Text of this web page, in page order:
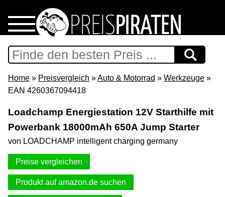
Home
Download
Support & Newsletter
Presse
Datenschutz
Home » Preisvergleich »Auto & Motorrad » Werkzeuge »
EAN 4260367094418
Loadchamp Energiestation 12V Starthilfe mit
Powerbank 18000mAh 650A Jump Starter
von LOADCHAMP intelligent charging germany
Preise vergleichen
Produkt auf amazon.de suchen